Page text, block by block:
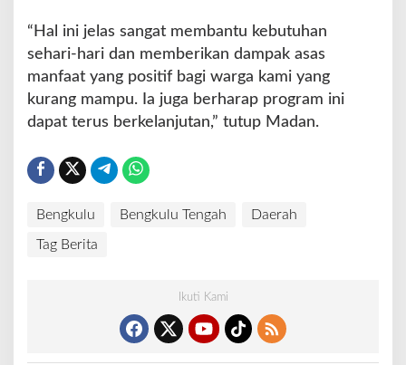
“Hal ini jelas sangat membantu kebutuhan
sehari-hari dan memberikan dampak asas
manfaat yang positif bagi warga kami yang
kurang mampu. Ia juga berharap program ini
dapat terus berkelanjutan,” tutup Madan.
Bengkulu Bengkulu Tengah Daerah
Tag Berita
Ikuti Kami